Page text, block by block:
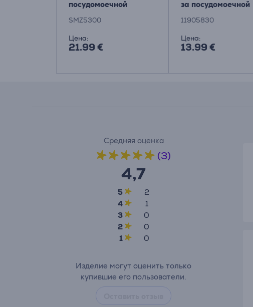
посудомоечной
машине Bosch
SMZ5300
Цена:
21.99 €
за посудомоечной
машиной
11905830
Цена:
13.99 €
Средняя оценка
(3)
4,7
5
2
4
1
3
0
2
0
1
0
Изделие могут оценить только
купившие его пользователи.